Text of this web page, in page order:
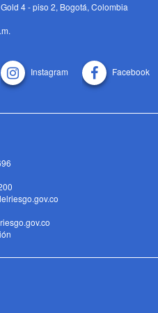
4 - piso 2, Bogotá, Colombia
Instagram Facebook